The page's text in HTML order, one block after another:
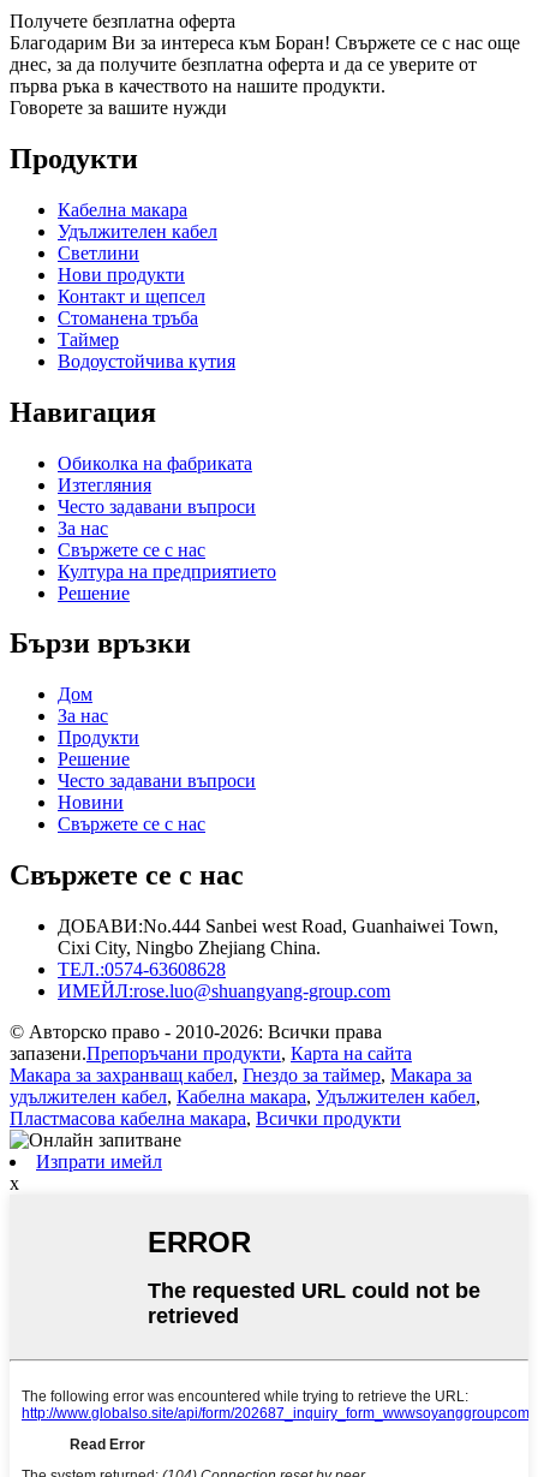
Получете безплатна оферта
Благодарим Ви за интереса към Боран! Свържете се с нас още
днес, за да получите безплатна оферта и да се уверите от
първа ръка в качеството на нашите продукти.
Говорете за вашите нужди
Продукти
Кабелна макара
Удължителен кабел
Светлини
Нови продукти
Контакт и щепсел
Стоманена тръба
Таймер
Водоустойчива кутия
Навигация
Обиколка на фабриката
Изтегляния
Често задавани въпроси
За нас
Свържете се с нас
Култура на предприятието
Решение
Бързи връзки
Дом
За нас
Продукти
Решение
Често задавани въпроси
Новини
Свържете се с нас
Свържете се с нас
ДОБАВИ:No.444 Sanbei west Road, Guanhaiwei Town,
Cixi City, Ningbo Zhejiang China.
ТЕЛ.:0574-63608628
ИМЕЙЛ:rose.luo@shuangyang-group.com
© Авторско право - 2010-2026: Всички права
запазени.Препоръчани продукти, Карта на сайта
Макара за захранващ кабел, Гнездо за таймер, Макара за
удължителен кабел, Кабелна макара, Удължителен кабел,
Пластмасова кабелна макара, Всички продукти
Изпрати имейл
x